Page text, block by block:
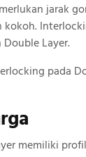
jarak
kokoh.
Layer.
pada
memiliki